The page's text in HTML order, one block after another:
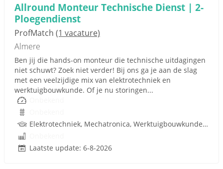
Allround Monteur Technische Dienst | 2-
Ploegendienst
ProfMatch (1 vacature)
Almere
Ben jij die hands-on monteur die technische uitdagingen
niet schuwt? Zoek niet verder! Bij ons ga je aan de slag
met een veelzijdige mix van elektrotechniek en
werktuigbouwkunde. Of je nu storingen...
Elektrotechniek, Mechatronica, Werktuigbouwkunde, Hydrauliek
Laatste update: 6-8-2026